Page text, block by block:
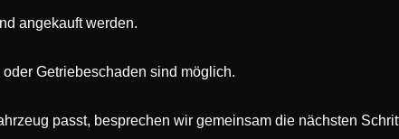
angekauft werden.
Getriebeschaden sind möglich.
passt, besprechen wir gemeinsam die nächsten